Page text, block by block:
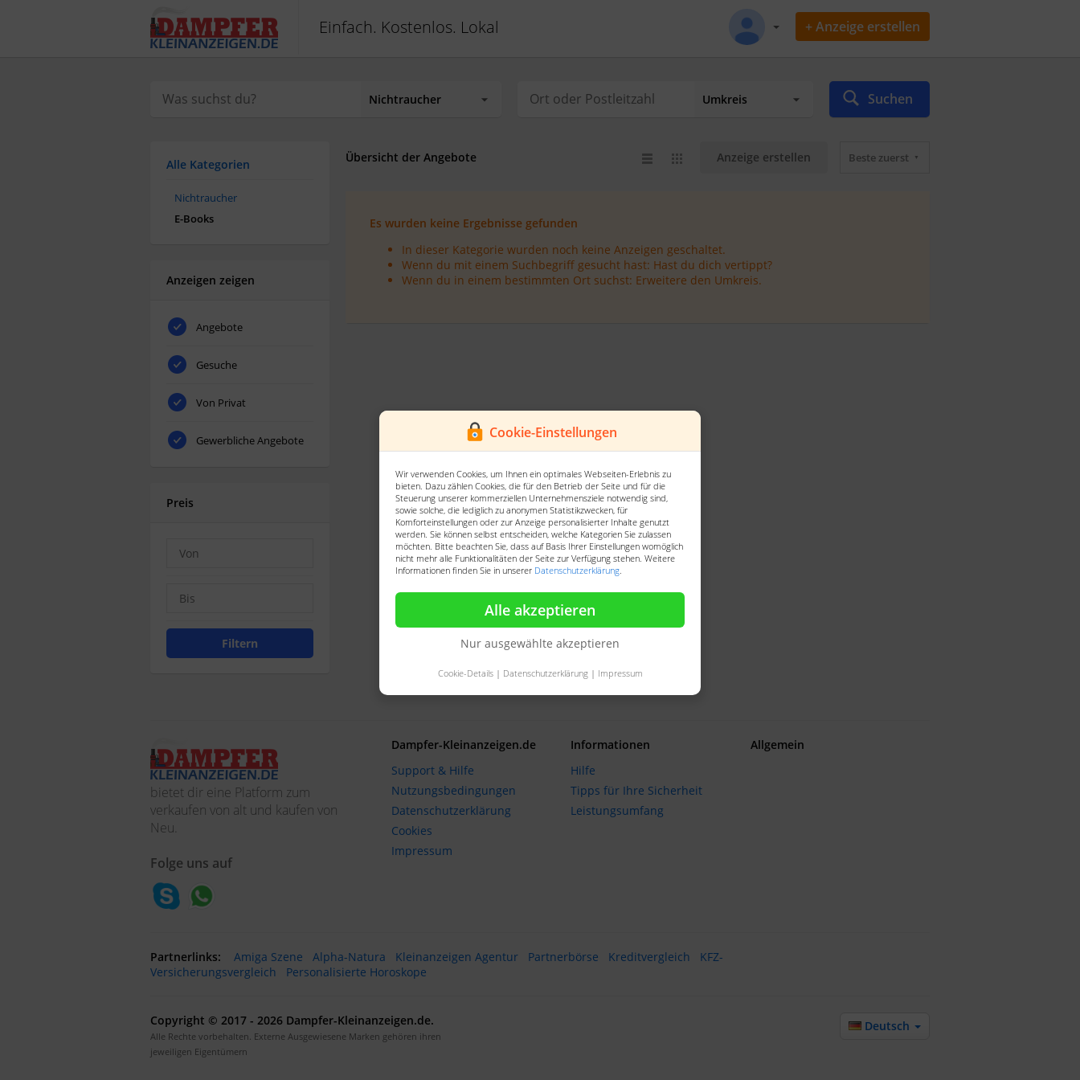
Cookie-Einstellungen
Wir verwenden Cookies, um Ihnen ein optimales Webseiten-Erlebnis zu
bieten. Dazu zählen Cookies, die für den Betrieb der Seite und für die
Steuerung unserer kommerziellen Unternehmensziele notwendig sind,
sowie solche, die lediglich zu anonymen Statistikzwecken, für
Komforteinstellungen oder zur Anzeige personalisierter Inhalte genutzt
werden. Sie können selbst entscheiden, welche Kategorien Sie zulassen
möchten. Bitte beachten Sie, dass auf Basis Ihrer Einstellungen womöglich
nicht mehr alle Funktionalitäten der Seite zur Verfügung stehen. Weitere
Informationen finden Sie in unserer Datenschutzerklärung.
Alle akzeptieren
Nur ausgewählte akzeptieren
Cookie-Details| Datenschutzerklärung| Impressum
Einfach. Kostenlos. Lokal + Anzeige erstellen
Suchen
Alle Kategorien
Nichtraucher
E-Books
Anzeigen zeigen
Angebote
Gesuche
Von Privat
Gewerbliche Angebote
Preis
Filtern
Übersicht der Angebote Beste zuerst
Anzeige erstellen
Es wurden keine Ergebnisse gefunden
In dieser Kategorie wurden noch keine Anzeigen geschaltet.
Wenn du mit einem Suchbegriff gesucht hast: Hast du dich vertippt?
Wenn du in einem bestimmten Ort suchst: Erweitere den Umkreis.
bietet dir eine Platform zum
verkaufen von alt und kaufen von
Neu.
Folge uns auf
Dampfer-Kleinanzeigen.de
Support & Hilfe
Nutzungsbedingungen
Datenschutzerklärung
Cookies
Impressum
Informationen
Hilfe
Tipps für Ihre Sicherheit
Leistungsumfang
Allgemein
Partnerlinks: Amiga Szene Alpha-Natura Kleinanzeigen Agentur Partnerbörse Kreditvergleich
KFZ-
Versicherungsvergleich
Personalisierte Horoskope
Copyright © 2017 - 2026 Dampfer-Kleinanzeigen.de.
Alle Rechte vorbehalten. Externe Ausgewiesene Marken gehören ihren
jeweiligen Eigentümern
Deutsch